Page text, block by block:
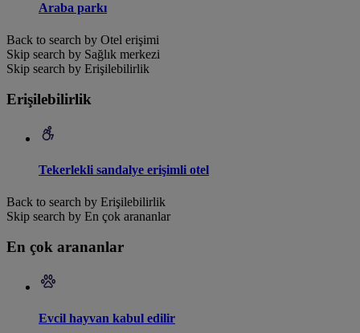
Araba parkı
Back to search by Otel erişimi
Skip search by Sağlık merkezi
Skip search by Erişilebilirlik
Erişilebilirlik
Tekerlekli sandalye erişimli otel
Back to search by Erişilebilirlik
Skip search by En çok arananlar
En çok arananlar
Evcil hayvan kabul edilir